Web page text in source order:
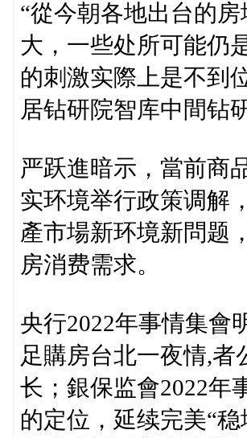
“從今朝各地出台的
大，一些处所可能仍
的刺激实際上是不到
居钻研院智库中間钻
严跃進暗示，當前商
实环境举行政策调解
產市場新环境新問题
房消费需求。
央行2022年事情集會
足購房台北一夜情,
长；銀保监會2022年
的定位，延续完美“